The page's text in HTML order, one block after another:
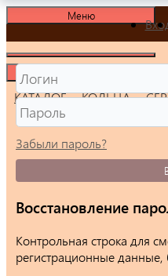
Меню
КАТАЛОГ КОЛЬЦА
Забыли пароль?
Восстановление
Контрольная строка для
регистрационные данные,